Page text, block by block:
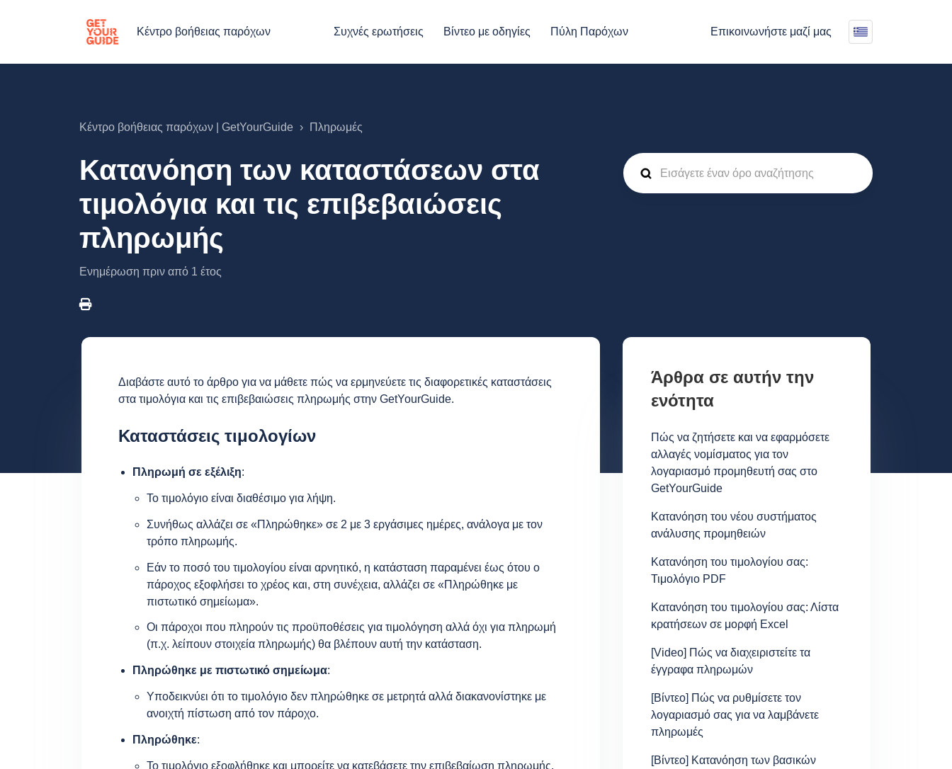
Κέντρο βοήθειας παρόχων Συχνές ερωτήσεις Βίντεο με οδηγίες Πύλη Παρόχων Επικοινωνήστε μαζί μας
Κέντρο βοήθειας παρόχων | GetYourGuide Πληρωμές
Κατανόηση των καταστάσεων στα
τιμολόγια και τις επιβεβαιώσεις
πληρωμής
Ενημέρωση πριν από 1 έτος
Διαβάστε αυτό το άρθρο για να μάθετε πώς να ερμηνεύετε τις διαφορετικές καταστάσεις
στα τιμολόγια και τις επιβεβαιώσεις πληρωμής στην GetYourGuide.
Καταστάσεις τιμολογίων
Πληρωμή σε εξέλιξη:
Το τιμολόγιο είναι διαθέσιμο για λήψη.
Συνήθως αλλάζει σε «Πληρώθηκε» σε 2 με 3 εργάσιμες ημέρες, ανάλογα με τον
τρόπο πληρωμής.
Εάν το ποσό του τιμολογίου είναι αρνητικό, η κατάσταση παραμένει έως ότου ο
πάροχος εξοφλήσει το χρέος και, στη συνέχεια, αλλάζει σε «Πληρώθηκε με
πιστωτικό σημείωμα».
Οι πάροχοι που πληρούν τις προϋποθέσεις για τιμολόγηση αλλά όχι για πληρωμή
(π.χ. λείπουν στοιχεία πληρωμής) θα βλέπουν αυτή την κατάσταση.
Πληρώθηκε με πιστωτικό σημείωμα:
Υποδεικνύει ότι το τιμολόγιο δεν πληρώθηκε σε μετρητά αλλά διακανονίστηκε με
ανοιχτή πίστωση από τον πάροχο.
Πληρώθηκε:
Το τιμολόγιο εξοφλήθηκε και μπορείτε να κατεβάσετε την επιβεβαίωση πληρωμής.
Άρθρα σε αυτήν την
ενότητα
Πώς να ζητήσετε και να εφαρμόσετε
αλλαγές νομίσματος για τον
λογαριασμό προμηθευτή σας στο
GetYourGuide
Κατανόηση του νέου συστήματος
ανάλυσης προμηθειών
Κατανόηση του τιμολογίου σας:
Τιμολόγιο PDF
Κατανόηση του τιμολογίου σας: Λίστα
κρατήσεων σε μορφή Excel
[Video] Πώς να διαχειριστείτε τα
έγγραφα πληρωμών
[Βίντεο] Πώς να ρυθμίσετε τον
λογαριασμό σας για να λαμβάνετε
πληρωμές
[Βίντεο] Κατανόηση των βασικών